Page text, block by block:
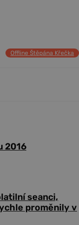
Offline Štěpána Křečka
2016
seanci,
proměnily v